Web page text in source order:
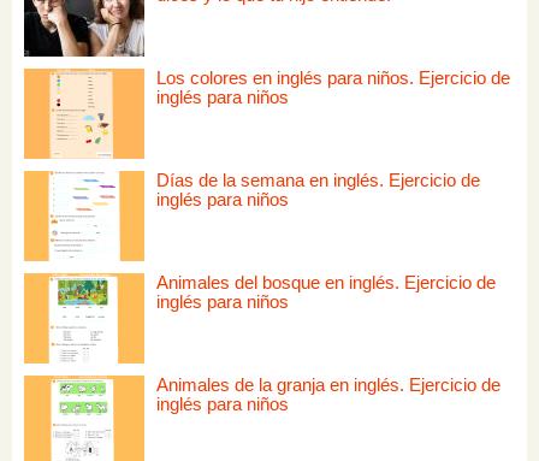
Los colores en inglés para niños. Ejercicio de
inglés para niños
Días de la semana en inglés. Ejercicio de
inglés para niños
Animales del bosque en inglés. Ejercicio de
inglés para niños
Animales de la granja en inglés. Ejercicio de
inglés para niños